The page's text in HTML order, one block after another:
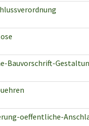
Bauvorschrift-
oeffentliche-